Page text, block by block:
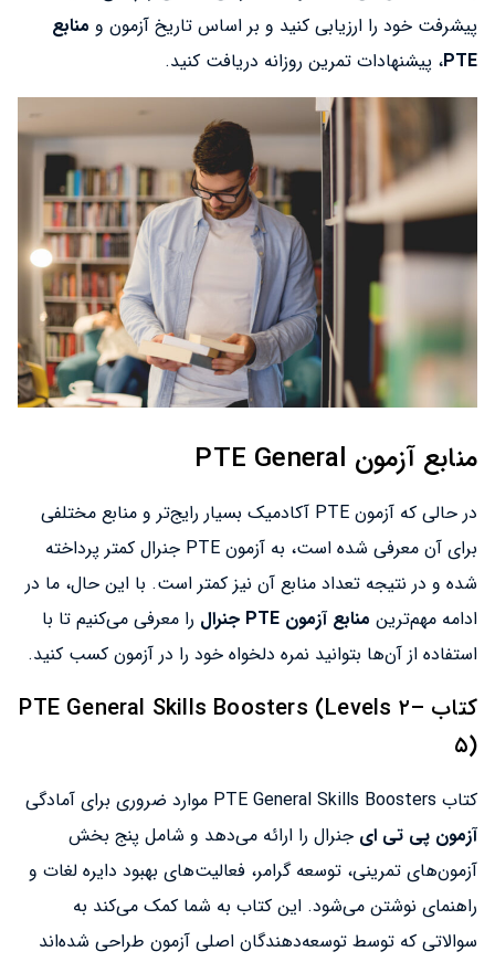
پیشرفت خود را ارزیابی کنید و بر اساس تاریخ آزمون و منابع
PTE، پیشنهادات تمرین روزانه دریافت کنید.
منابع آزمون PTE General
در حالی که آزمون PTE آکادمیک بسیار رایج‌تر و منابع مختلفی
برای آن معرفی شده است، به آزمون PTE جنرال کمتر پرداخته
شده و در نتیجه تعداد منابع آن نیز کمتر است. با این حال، ما در
ادامه مهم‌ترین منابع آزمون PTE جنرال
را معرفی می‌کنیم تا با
استفاده از آن‌ها بتوانید نمره دلخواه خود را در آزمون کسب کنید.
کتاب PTE General Skills Boosters (Levels ۲–
۵)
کتاب PTE General Skills Boosters موارد ضروری برای آمادگی
آزمون پی تی ای جنرال را ارائه می‌دهد و شامل پنج بخش
آزمون‌های تمرینی، توسعه گرامر، فعالیت‌های بهبود دایره لغات و
راهنمای نوشتن می‌شود. این کتاب به شما کمک می‌کند به
سوالاتی که توسط توسعه‌دهندگان اصلی آزمون طراحی شده‌اند